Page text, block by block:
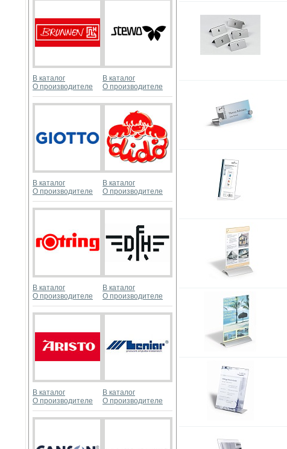
В каталог
О производителе
В каталог
О производителе
В каталог
О производителе
В каталог
О производителе
В каталог
О производителе
В каталог
О производителе
В каталог
О производителе
В каталог
О производителе